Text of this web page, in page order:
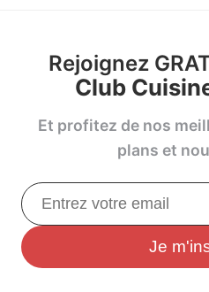
Rejoignez
Club
Et profitez de nos
plans et
Je